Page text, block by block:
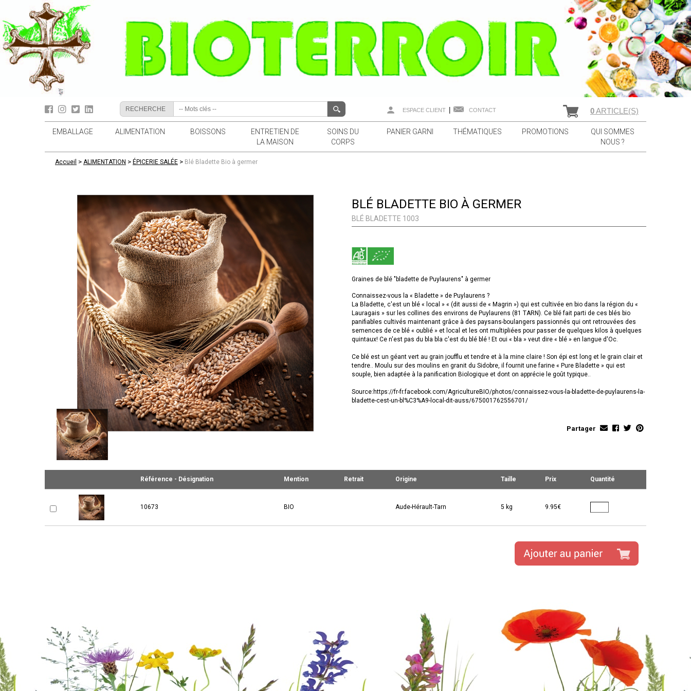
RECHERCHE CONTACT
ESPACE CLIENT 0ARTICLE(S)
EMBALLAGE ALIMENTATION BOISSONS
ENTRETIEN DE
LA MAISON
SOINS DU
CORPS
PANIER GARNI THÉMATIQUES PROMOTIONS
QUI SOMMES
NOUS ?
Accueil > ALIMENTATION > ÉPICERIE SALÉE > Blé Bladette Bio à germer
BLÉ BLADETTE BIO À GERMER
BLÉ BLADETTE 1003
Graines de blé "bladette de Puylaurens" à germer
Connaissez-vous la « Bladette » de Puylaurens ?
La Bladette, c'est un blé « local » « (dit aussi de « Magrin ») qui est cultivée en bio dans la région du «
Lauragais » sur les collines des environs de Puylaurens (81 TARN). Ce blé fait parti de ces blés bio
panifiables cultivés maintenant grâce à des paysans-boulangers passionnés qui ont retrouvées des
semences de ce blé « oublié » et local et les ont multipliées pour passer de quelques kilos à quelques
quintaux! Ce n'est pas du bla bla c'est du blé blé ! Et oui « bla » veut dire « blé » en langue d'Oc.
Ce blé est un géant vert au grain joufflu et tendre et à la mine claire ! Son épi est long et le grain clair et
tendre.. Moulu sur des moulins en granit du Sidobre, il fournit une farine « Pure Bladette » qui est
souple, bien adaptée à la panification Biologique et dont on apprécie le goût typique..
Source:https://fr-fr.facebook.com/AgricultureBIO/photos/connaissez-vous-la-bladette-de-puylaurens-la-
bladette-cest-un-bl%C3%A9-local-dit-auss/675001762556701/
Partager
Référence - Désignation Mention Retrait Origine Taille Prix Quantité
10673 BIO Aude-Hérault-Tarn 5 kg 9.95€